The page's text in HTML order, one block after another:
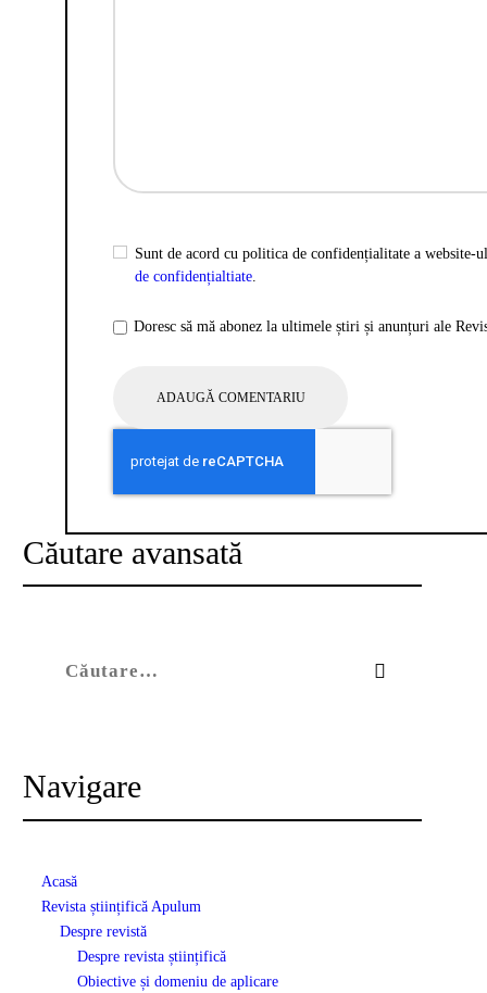
Sunt de acord cu politica de confidențialitate a
de confidențialtiate.
Doresc să mă abonez la ultimele știri și anunțuri ale
Căutare avansată
Navigare
Acasă
Revista științifică Apulum
Despre revistă
Despre revista științifică
Obiective și domeniu de aplicare